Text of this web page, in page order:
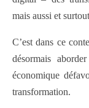
mais aussi et
C’est dans ce
désormais
économique
transformation.